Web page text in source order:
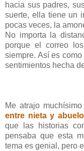
hacia sus padres,
suerte, ella tiene un
pocas veces, la
No importa la
porque el correo
siempre. Así es
sentimientos hecha
Me atrajo
entre nieta y
que las historias
pensaba que esta
tema es genial, pero